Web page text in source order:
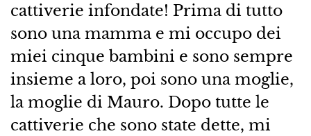
cattiverie infondate! Prima di tutto
sono una mamma e mi occupo dei
miei cinque bambini e sono sempre
insieme a loro, poi sono una moglie,
la moglie di Mauro. Dopo tutte le
cattiverie che sono state dette, mi